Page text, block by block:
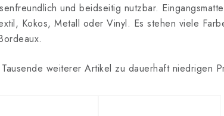
und beidseitig nutzbar.
Kokos, Metall oder Vinyl. Es stehen viele
weiterer Artikel zu dauerhaft niedrigen